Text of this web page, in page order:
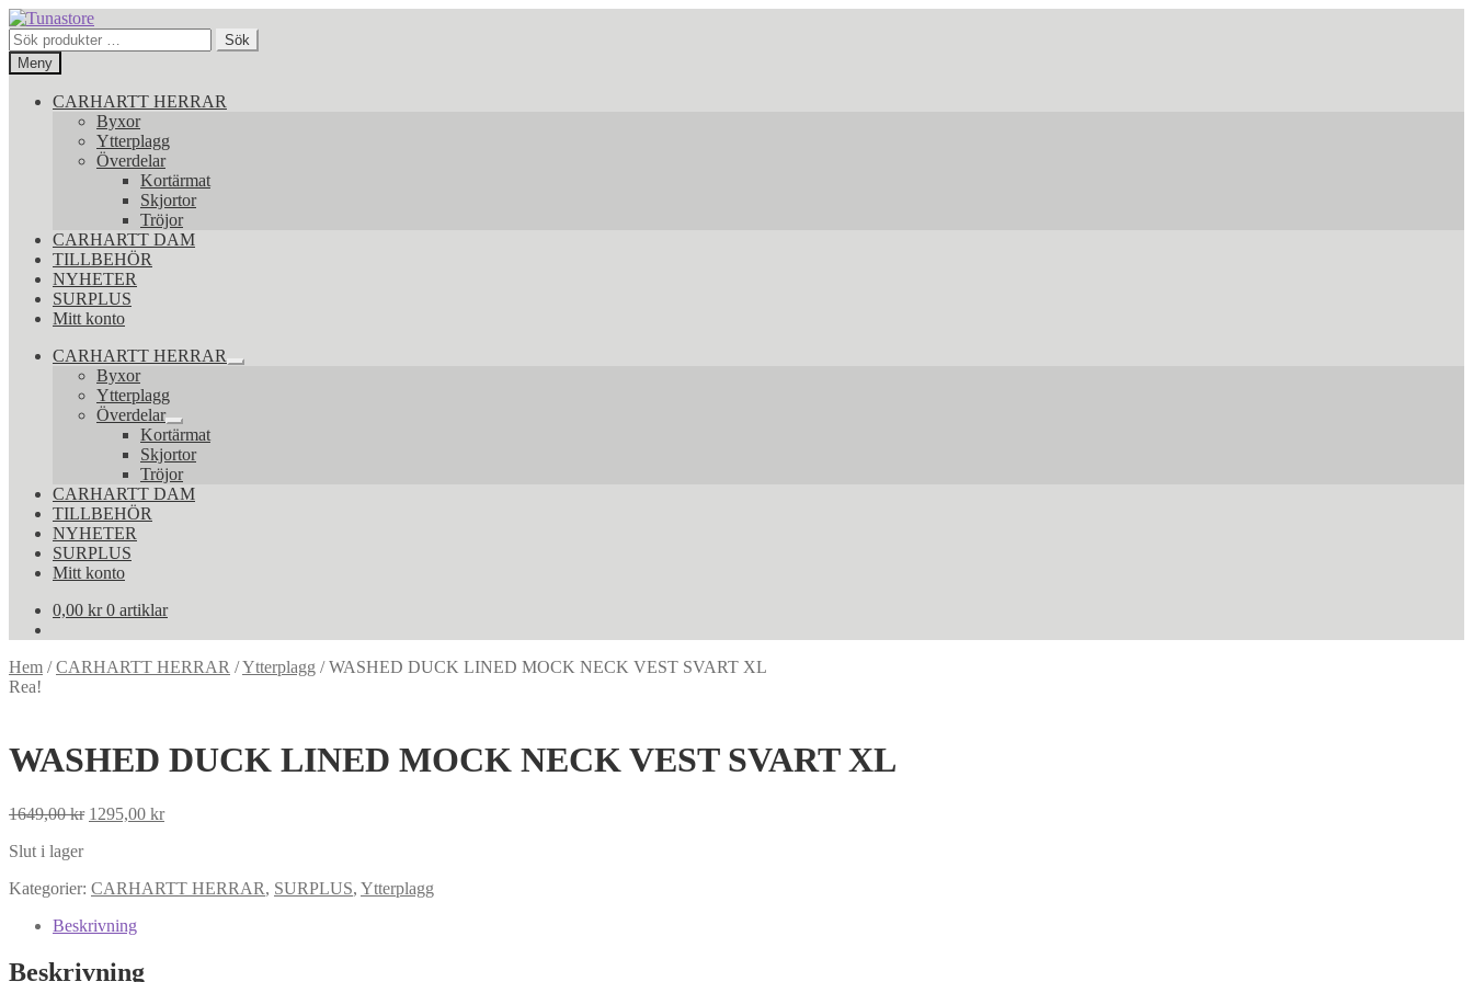
Hoppa
till
navigering
Hoppa
till
innehåll
Sök
efter:
Sök
Meny
CARHARTT HERRAR
Byxor
Ytterplagg
Överdelar
Kortärmat
Skjortor
Tröjor
CARHARTT DAM
TILLBEHÖR
NYHETER
SURPLUS
Mitt konto
CARHARTT HERRAR
Expandera
Byxor
Ytterplagg
Överdelar
Expandera
undermeny
Kortärmat
Skjortor
Tröjor
CARHARTT DAM
TILLBEHÖR
NYHETER
SURPLUS
Mitt konto
0,00 kr 0 artiklar
Hem /CARHARTT HERRAR /Ytterplagg /WASHED DUCK LINED MOCK NECK VEST SVART XL
Rea!
WASHED DUCK LINED MOCK NECK VEST SVART XL
1649,00kr Det
1649,00 kr.
1295,00 krDet
1295,00 kr.
Slut i lager
Kategorier: CARHARTT HERRAR, SURPLUS, Ytterplagg
Beskrivning
Beskrivning